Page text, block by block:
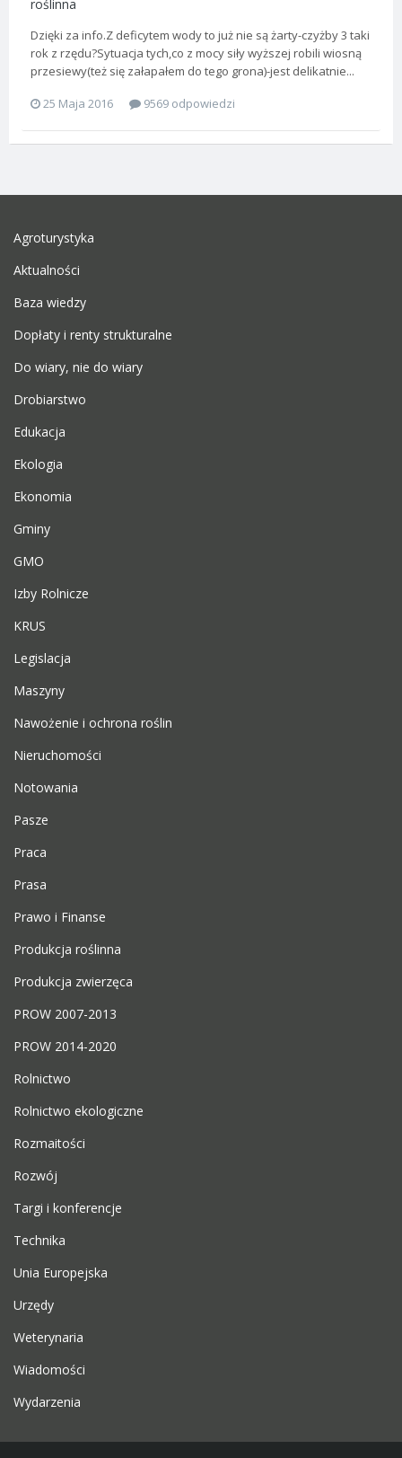
roślinna
Dzięki za info.Z deficytem wody to już nie są żarty-czyżby 3 taki
rok z rzędu?Sytuacja tych,co z mocy siły wyższej robili wiosną
przesiewy(też się załapałem do tego grona)-jest delikatnie...
25 Maja 2016
9569 odpowiedzi
Agroturystyka
Aktualności
Baza wiedzy
Dopłaty i renty strukturalne
Do wiary, nie do wiary
Drobiarstwo
Edukacja
Ekologia
Ekonomia
Gminy
GMO
Izby Rolnicze
KRUS
Legislacja
Maszyny
Nawożenie i ochrona roślin
Nieruchomości
Notowania
Pasze
Praca
Prasa
Prawo i Finanse
Produkcja roślinna
Produkcja zwierzęca
PROW 2007-2013
PROW 2014-2020
Rolnictwo
Rolnictwo ekologiczne
Rozmaitości
Rozwój
Targi i konferencje
Technika
Unia Europejska
Urzędy
Weterynaria
Wiadomości
Wydarzenia